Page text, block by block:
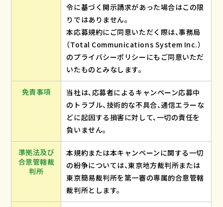
令に基づく開示請求があった場合はこの限
りではありません。
本応募規約にご同意いただく際は、事務局
（Total Communications System Inc.）
のプライバシーポリシーにもご同意いただ
いたものとみなします。
免責事項
当社は、応募者によるキャンペーン応募中
のトラブル、技術的な不具合、通信エラーな
どに起因する損害に対して、一切の責任を
負いません。
準拠法及び
合意管轄裁
判所
本規約または本キャンペーンに関する一切
の紛争については、東京地方裁判所または
東京簡易裁判所を第一審の専属的合意管轄
裁判所とします。